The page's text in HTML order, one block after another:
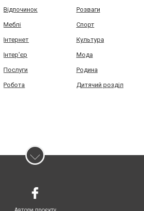
Відпочинок Розваги
Меблі Спорт
Інтернет Культура
Інтер'єр Мода
Послуги Родина
Робота Дитячий розділ